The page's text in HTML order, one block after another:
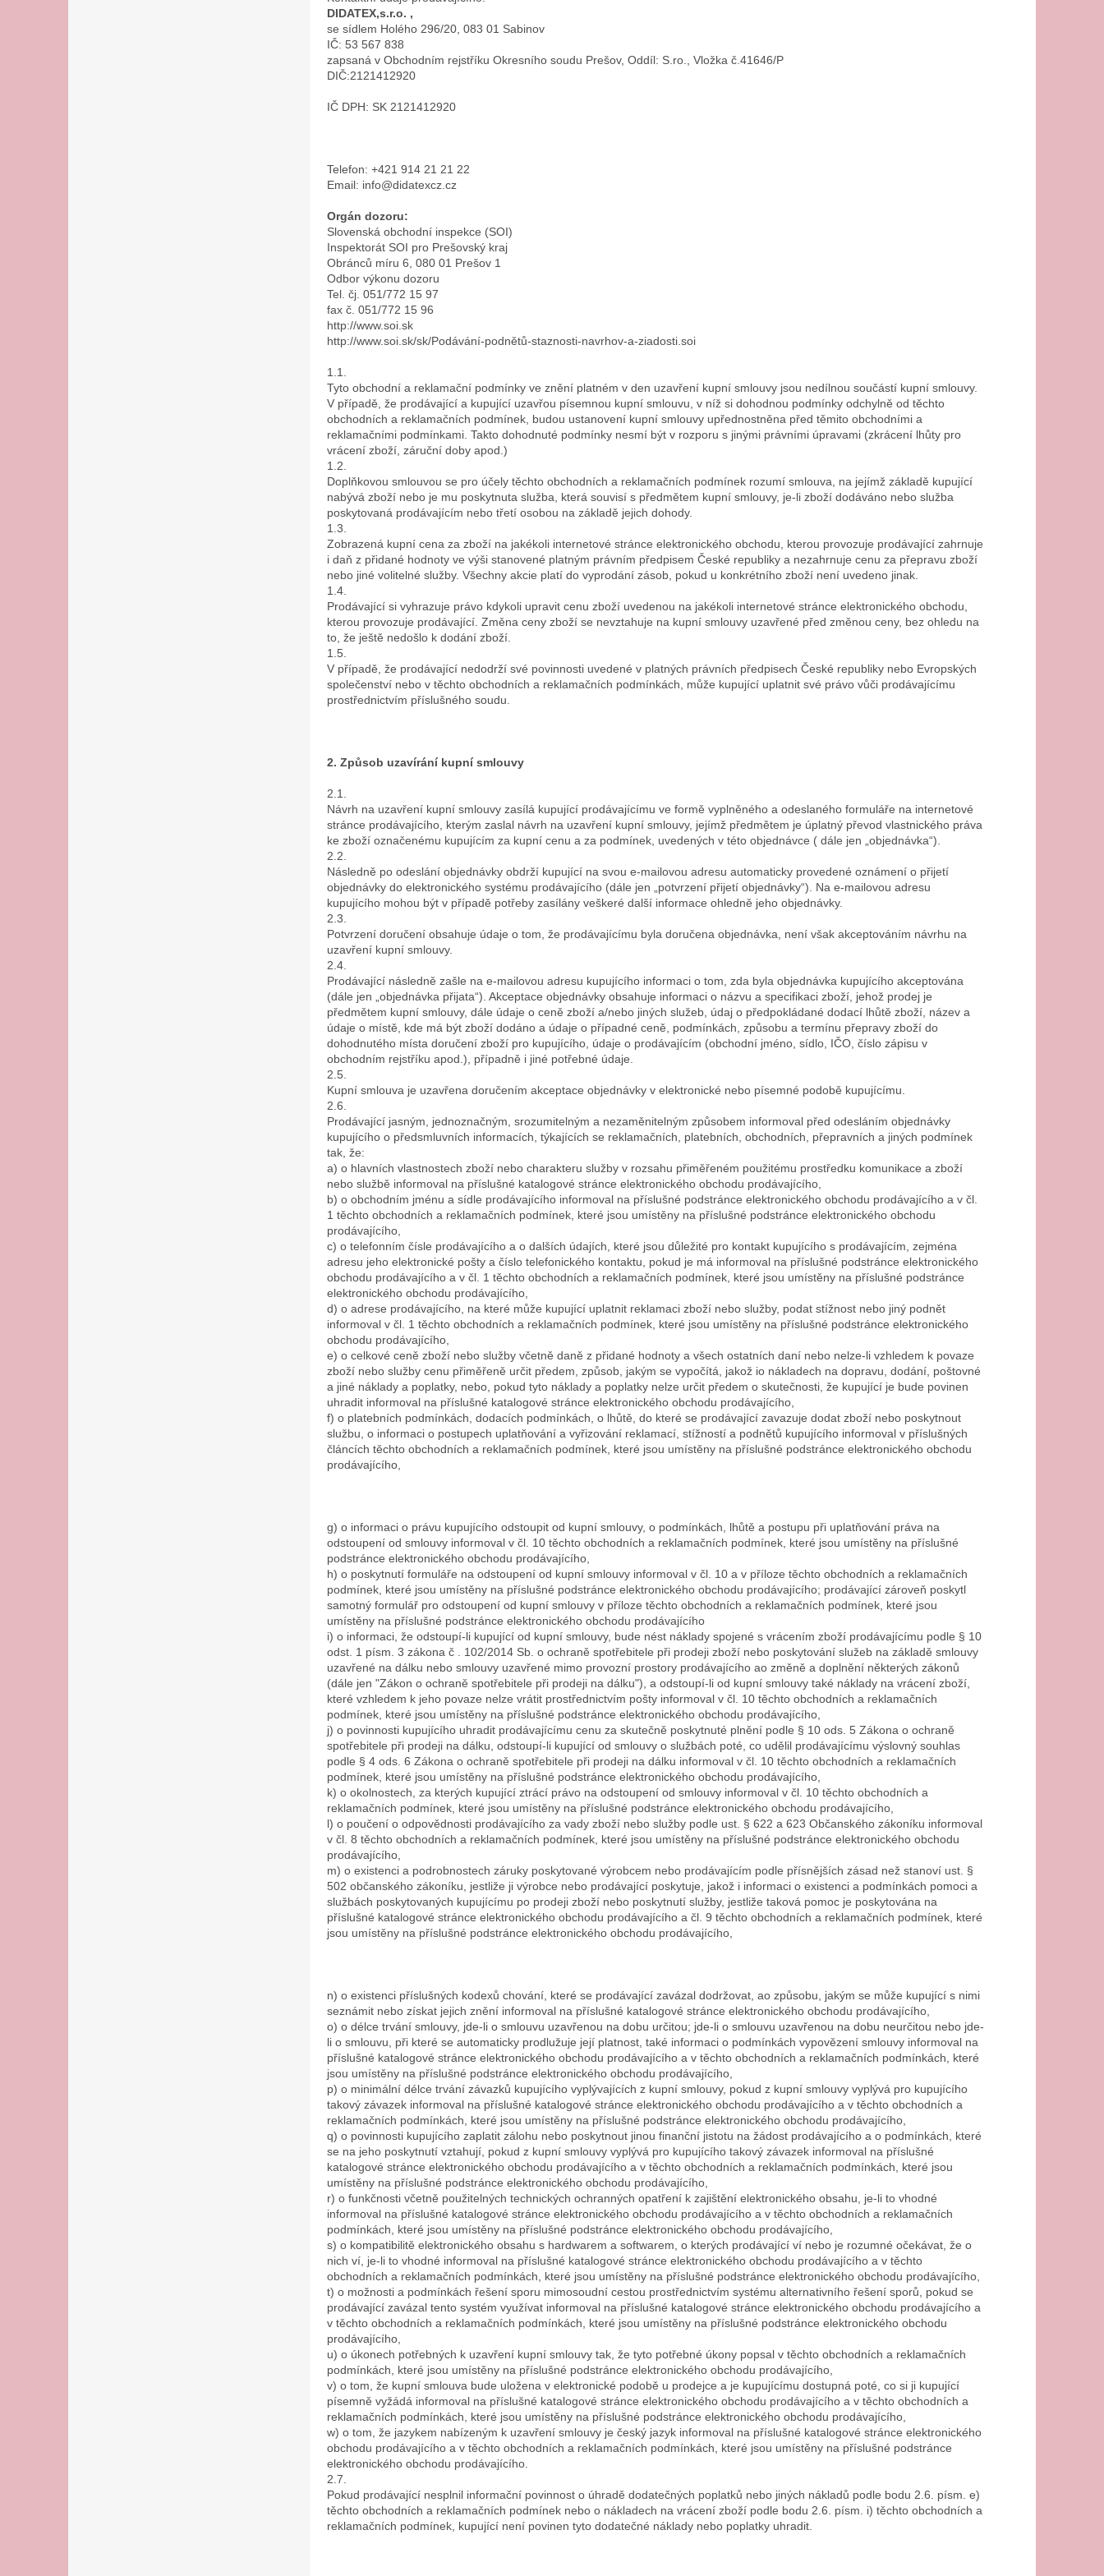
DIDATEX,s.r.o. ,
se sídlem Holého 296/20, 083 01 Sabinov
IČ: 53 567 838
zapsaná v Obchodním rejstříku Okresního soudu Prešov, Oddíl: S.ro., Vložka č.41646/P
DIČ:2121412920
IČ DPH: SK 2121412920
Telefon: +421 914 21 21 22
Email: info@didatexcz.cz
Orgán dozoru:
Slovenská obchodní inspekce (SOI)
Inspektorát SOI pro Prešovský kraj
Obránců míru 6, 080 01 Prešov 1
Odbor výkonu dozoru
Tel. čj. 051/772 15 97
fax č. 051/772 15 96
http://www.soi.sk
http://www.soi.sk/sk/Podávání-podnětů-staznosti-navrhov-a-ziadosti.soi
1.1.
Tyto obchodní a reklamační podmínky ve znění platném v den uzavření kupní smlouvy jsou nedílnou součástí kupní smlouvy.
V případě, že prodávající a kupující uzavřou písemnou kupní smlouvu, v níž si dohodnou podmínky odchylně od těchto
obchodních a reklamačních podmínek, budou ustanovení kupní smlouvy upřednostněna před těmito obchodními a
reklamačními podmínkami. Takto dohodnuté podmínky nesmí být v rozporu s jinými právními úpravami (zkrácení lhůty pro
vrácení zboží, záruční doby apod.)
1.2.
Doplňkovou smlouvou se pro účely těchto obchodních a reklamačních podmínek rozumí smlouva, na jejímž základě kupující
nabývá zboží nebo je mu poskytnuta služba, která souvisí s předmětem kupní smlouvy, je-li zboží dodáváno nebo služba
poskytovaná prodávajícím nebo třetí osobou na základě jejich dohody.
1.3.
Zobrazená kupní cena za zboží na jakékoli internetové stránce elektronického obchodu, kterou provozuje prodávající zahrnuje
i daň z přidané hodnoty ve výši stanovené platným právním předpisem České republiky a nezahrnuje cenu za přepravu zboží
nebo jiné volitelné služby. Všechny akcie platí do vyprodání zásob, pokud u konkrétního zboží není uvedeno jinak.
1.4.
Prodávající si vyhrazuje právo kdykoli upravit cenu zboží uvedenou na jakékoli internetové stránce elektronického obchodu,
kterou provozuje prodávající. Změna ceny zboží se nevztahuje na kupní smlouvy uzavřené před změnou ceny, bez ohledu na
to, že ještě nedošlo k dodání zboží.
1.5.
V případě, že prodávající nedodrží své povinnosti uvedené v platných právních předpisech České republiky nebo Evropských
společenství nebo v těchto obchodních a reklamačních podmínkách, může kupující uplatnit své právo vůči prodávajícímu
prostřednictvím příslušného soudu.
2. Způsob uzavírání kupní smlouvy
2.1.
Návrh na uzavření kupní smlouvy zasílá kupující prodávajícímu ve formě vyplněného a odeslaného formuláře na internetové
stránce prodávajícího, kterým zaslal návrh na uzavření kupní smlouvy, jejímž předmětem je úplatný převod vlastnického práva
ke zboží označenému kupujícím za kupní cenu a za podmínek, uvedených v této objednávce ( dále jen „objednávka“).
2.2.
Následně po odeslání objednávky obdrží kupující na svou e-mailovou adresu automaticky provedené oznámení o přijetí
objednávky do elektronického systému prodávajícího (dále jen „potvrzení přijetí objednávky“). Na e-mailovou adresu
kupujícího mohou být v případě potřeby zasílány veškeré další informace ohledně jeho objednávky.
2.3.
Potvrzení doručení obsahuje údaje o tom, že prodávajícímu byla doručena objednávka, není však akceptováním návrhu na
uzavření kupní smlouvy.
2.4.
Prodávající následně zašle na e-mailovou adresu kupujícího informaci o tom, zda byla objednávka kupujícího akceptována
(dále jen „objednávka přijata“). Akceptace objednávky obsahuje informaci o názvu a specifikaci zboží, jehož prodej je
předmětem kupní smlouvy, dále údaje o ceně zboží a/nebo jiných služeb, údaj o předpokládané dodací lhůtě zboží, název a
údaje o místě, kde má být zboží dodáno a údaje o případné ceně, podmínkách, způsobu a termínu přepravy zboží do
dohodnutého místa doručení zboží pro kupujícího, údaje o prodávajícím (obchodní jméno, sídlo, IČO, číslo zápisu v
obchodním rejstříku apod.), případně i jiné potřebné údaje.
2.5.
Kupní smlouva je uzavřena doručením akceptace objednávky v elektronické nebo písemné podobě kupujícímu.
2.6.
Prodávající jasným, jednoznačným, srozumitelným a nezaměnitelným způsobem informoval před odesláním objednávky
kupujícího o předsmluvních informacích, týkajících se reklamačních, platebních, obchodních, přepravních a jiných podmínek
tak, že:
a) o hlavních vlastnostech zboží nebo charakteru služby v rozsahu přiměřeném použitému prostředku komunikace a zboží
nebo službě informoval na příslušné katalogové stránce elektronického obchodu prodávajícího,
b) o obchodním jménu a sídle prodávajícího informoval na příslušné podstránce elektronického obchodu prodávajícího a v čl.
1 těchto obchodních a reklamačních podmínek, které jsou umístěny na příslušné podstránce elektronického obchodu
prodávajícího,
c) o telefonním čísle prodávajícího a o dalších údajích, které jsou důležité pro kontakt kupujícího s prodávajícím, zejména
adresu jeho elektronické pošty a číslo telefonického kontaktu, pokud je má informoval na příslušné podstránce elektronického
obchodu prodávajícího a v čl. 1 těchto obchodních a reklamačních podmínek, které jsou umístěny na příslušné podstránce
elektronického obchodu prodávajícího,
d) o adrese prodávajícího, na které může kupující uplatnit reklamaci zboží nebo služby, podat stížnost nebo jiný podnět
informoval v čl. 1 těchto obchodních a reklamačních podmínek, které jsou umístěny na příslušné podstránce elektronického
obchodu prodávajícího,
e) o celkové ceně zboží nebo služby včetně daně z přidané hodnoty a všech ostatních daní nebo nelze-li vzhledem k povaze
zboží nebo služby cenu přiměřeně určit předem, způsob, jakým se vypočítá, jakož io nákladech na dopravu, dodání, poštovné
a jiné náklady a poplatky, nebo, pokud tyto náklady a poplatky nelze určit předem o skutečnosti, že kupující je bude povinen
uhradit informoval na příslušné katalogové stránce elektronického obchodu prodávajícího,
f) o platebních podmínkách, dodacích podmínkách, o lhůtě, do které se prodávající zavazuje dodat zboží nebo poskytnout
službu, o informaci o postupech uplatňování a vyřizování reklamací, stížností a podnětů kupujícího informoval v příslušných
článcích těchto obchodních a reklamačních podmínek, které jsou umístěny na příslušné podstránce elektronického obchodu
prodávajícího,
g) o informaci o právu kupujícího odstoupit od kupní smlouvy, o podmínkách, lhůtě a postupu při uplatňování práva na
odstoupení od smlouvy informoval v čl. 10 těchto obchodních a reklamačních podmínek, které jsou umístěny na příslušné
podstránce elektronického obchodu prodávajícího,
h) o poskytnutí formuláře na odstoupení od kupní smlouvy informoval v čl. 10 a v příloze těchto obchodních a reklamačních
podmínek, které jsou umístěny na příslušné podstránce elektronického obchodu prodávajícího; prodávající zároveň poskytl
samotný formulář pro odstoupení od kupní smlouvy v příloze těchto obchodních a reklamačních podmínek, které jsou
umístěny na příslušné podstránce elektronického obchodu prodávajícího
i) o informaci, že odstoupí-li kupující od kupní smlouvy, bude nést náklady spojené s vrácením zboží prodávajícímu podle § 10
odst. 1 písm. 3 zákona č . 102/2014 Sb. o ochraně spotřebitele při prodeji zboží nebo poskytování služeb na základě smlouvy
uzavřené na dálku nebo smlouvy uzavřené mimo provozní prostory prodávajícího ao změně a doplnění některých zákonů
(dále jen "Zákon o ochraně spotřebitele při prodeji na dálku"), a odstoupí-li od kupní smlouvy také náklady na vrácení zboží,
které vzhledem k jeho povaze nelze vrátit prostřednictvím pošty informoval v čl. 10 těchto obchodních a reklamačních
podmínek, které jsou umístěny na příslušné podstránce elektronického obchodu prodávajícího,
j) o povinnosti kupujícího uhradit prodávajícímu cenu za skutečně poskytnuté plnění podle § 10 ods. 5 Zákona o ochraně
spotřebitele při prodeji na dálku, odstoupí-li kupující od smlouvy o službách poté, co udělil prodávajícímu výslovný souhlas
podle § 4 ods. 6 Zákona o ochraně spotřebitele při prodeji na dálku informoval v čl. 10 těchto obchodních a reklamačních
podmínek, které jsou umístěny na příslušné podstránce elektronického obchodu prodávajícího,
k) o okolnostech, za kterých kupující ztrácí právo na odstoupení od smlouvy informoval v čl. 10 těchto obchodních a
reklamačních podmínek, které jsou umístěny na příslušné podstránce elektronického obchodu prodávajícího,
l) o poučení o odpovědnosti prodávajícího za vady zboží nebo služby podle ust. § 622 a 623 Občanského zákoníku informoval
v čl. 8 těchto obchodních a reklamačních podmínek, které jsou umístěny na příslušné podstránce elektronického obchodu
prodávajícího,
m) o existenci a podrobnostech záruky poskytované výrobcem nebo prodávajícím podle přísnějších zásad než stanoví ust. §
502 občanského zákoníku, jestliže ji výrobce nebo prodávající poskytuje, jakož i informaci o existenci a podmínkách pomoci a
službách poskytovaných kupujícímu po prodeji zboží nebo poskytnutí služby, jestliže taková pomoc je poskytována na
příslušné katalogové stránce elektronického obchodu prodávajícího a čl. 9 těchto obchodních a reklamačních podmínek, které
jsou umístěny na příslušné podstránce elektronického obchodu prodávajícího,
n) o existenci příslušných kodexů chování, které se prodávající zavázal dodržovat, ao způsobu, jakým se může kupující s nimi
seznámit nebo získat jejich znění informoval na příslušné katalogové stránce elektronického obchodu prodávajícího,
o) o délce trvání smlouvy, jde-li o smlouvu uzavřenou na dobu určitou; jde-li o smlouvu uzavřenou na dobu neurčitou nebo jde-
li o smlouvu, při které se automaticky prodlužuje její platnost, také informaci o podmínkách vypovězení smlouvy informoval na
příslušné katalogové stránce elektronického obchodu prodávajícího a v těchto obchodních a reklamačních podmínkách, které
jsou umístěny na příslušné podstránce elektronického obchodu prodávajícího,
p) o minimální délce trvání závazků kupujícího vyplývajících z kupní smlouvy, pokud z kupní smlouvy vyplývá pro kupujícího
takový závazek informoval na příslušné katalogové stránce elektronického obchodu prodávajícího a v těchto obchodních a
reklamačních podmínkách, které jsou umístěny na příslušné podstránce elektronického obchodu prodávajícího,
q) o povinnosti kupujícího zaplatit zálohu nebo poskytnout jinou finanční jistotu na žádost prodávajícího a o podmínkách, které
se na jeho poskytnutí vztahují, pokud z kupní smlouvy vyplývá pro kupujícího takový závazek informoval na příslušné
katalogové stránce elektronického obchodu prodávajícího a v těchto obchodních a reklamačních podmínkách, které jsou
umístěny na příslušné podstránce elektronického obchodu prodávajícího,
r) o funkčnosti včetně použitelných technických ochranných opatření k zajištění elektronického obsahu, je-li to vhodné
informoval na příslušné katalogové stránce elektronického obchodu prodávajícího a v těchto obchodních a reklamačních
podmínkách, které jsou umístěny na příslušné podstránce elektronického obchodu prodávajícího,
s) o kompatibilitě elektronického obsahu s hardwarem a softwarem, o kterých prodávající ví nebo je rozumné očekávat, že o
nich ví, je-li to vhodné informoval na příslušné katalogové stránce elektronického obchodu prodávajícího a v těchto
obchodních a reklamačních podmínkách, které jsou umístěny na příslušné podstránce elektronického obchodu prodávajícího,
t) o možnosti a podmínkách řešení sporu mimosoudní cestou prostřednictvím systému alternativního řešení sporů, pokud se
prodávající zavázal tento systém využívat informoval na příslušné katalogové stránce elektronického obchodu prodávajícího a
v těchto obchodních a reklamačních podmínkách, které jsou umístěny na příslušné podstránce elektronického obchodu
prodávajícího,
u) o úkonech potřebných k uzavření kupní smlouvy tak, že tyto potřebné úkony popsal v těchto obchodních a reklamačních
podmínkách, které jsou umístěny na příslušné podstránce elektronického obchodu prodávajícího,
v) o tom, že kupní smlouva bude uložena v elektronické podobě u prodejce a je kupujícímu dostupná poté, co si ji kupující
písemně vyžádá informoval na příslušné katalogové stránce elektronického obchodu prodávajícího a v těchto obchodních a
reklamačních podmínkách, které jsou umístěny na příslušné podstránce elektronického obchodu prodávajícího,
w) o tom, že jazykem nabízeným k uzavření smlouvy je český jazyk informoval na příslušné katalogové stránce elektronického
obchodu prodávajícího a v těchto obchodních a reklamačních podmínkách, které jsou umístěny na příslušné podstránce
elektronického obchodu prodávajícího.
2.7.
Pokud prodávající nesplnil informační povinnost o úhradě dodatečných poplatků nebo jiných nákladů podle bodu 2.6. písm. e)
těchto obchodních a reklamačních podmínek nebo o nákladech na vrácení zboží podle bodu 2.6. písm. i) těchto obchodních a
reklamačních podmínek, kupující není povinen tyto dodatečné náklady nebo poplatky uhradit.